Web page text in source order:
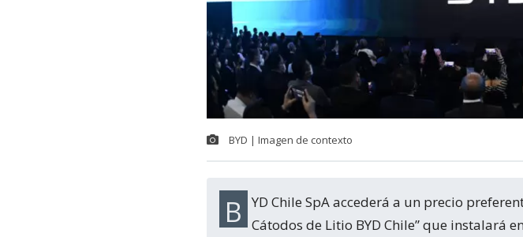
BYD | Imagen de contexto
BYD Chile SpA accederá a un precio preferente del litio para su proyecto “Planta de
Cátodos de Litio BYD Chile” que instalará